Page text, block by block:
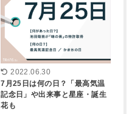
2022.06.30
7月25日は何の日？「最高気温
記念日」や出来事と星座・誕生
花も